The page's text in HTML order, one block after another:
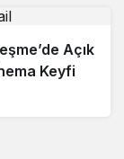
Açık
Keyfi